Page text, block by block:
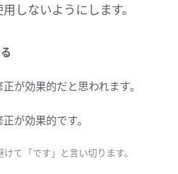
しないようにします。
が効果的だと思われます。
が効果的です。
て「です」と言い切ります。